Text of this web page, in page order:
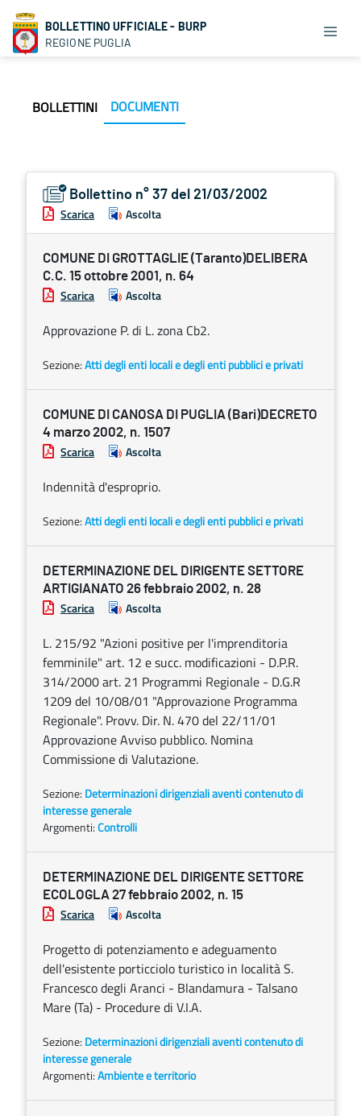
BOLLETTINO UFFICIALE - BURP
REGIONE PUGLIA
BOLLETTINI DOCUMENTI
Bollettino n° 37 del 21/03/2002
Scarica Ascolta
COMUNE DI GROTTAGLIE (Taranto)DELIBERA
C.C. 15 ottobre 2001, n. 64
Scarica Ascolta
Approvazione P. di L. zona Cb2.
Sezione:Atti degli enti locali e degli enti pubblici e privati
COMUNE DI CANOSA DI PUGLIA (Bari)DECRETO
4 marzo 2002, n. 1507
Scarica Ascolta
Indennità d'esproprio.
Sezione:Atti degli enti locali e degli enti pubblici e privati
DETERMINAZIONE DEL DIRIGENTE SETTORE
ARTIGIANATO 26 febbraio 2002, n. 28
Scarica Ascolta
L. 215/92 "Azioni positive per l'imprenditoria
femminile" art. 12 e succ. modificazioni - D.P.R.
314/2000 art. 21 Programmi Regionale - D.G.R
1209 del 10/08/01 "Approvazione Programma
Regionale". Provv. Dir. N. 470 del 22/11/01
Approvazione Avviso pubblico. Nomina
Commissione di Valutazione.
Sezione: Determinazioni dirigenziali aventi contenuto di
interesse generale
Argomenti:Controlli
DETERMINAZIONE DEL DIRIGENTE SETTORE
ECOLOGLA 27 febbraio 2002, n. 15
Scarica Ascolta
Progetto di potenziamento e adeguamento
dell'esistente porticciolo turistico in località S.
Francesco degli Aranci - Blandamura - Talsano
Mare (Ta) - Procedure di V.I.A.
Sezione: Determinazioni dirigenziali aventi contenuto di
interesse generale
Argomenti:Ambiente e territorio